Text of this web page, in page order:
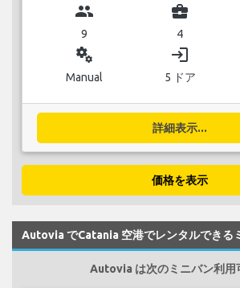
group
9
business_center
4
miscellaneous_services
Manual
login
5 ドア
詳細表示...
価格を表示
Autovia でCatania 空港でレンタルできる
Autovia は次のミニバン利用